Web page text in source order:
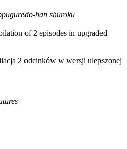
han shūroku
of 2 episodes in upgraded
2 odcinków w wersji ulepszonej